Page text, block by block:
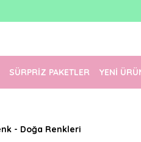
SÜRPRİZ PAKETLER YENİ
- Doğa Renkleri